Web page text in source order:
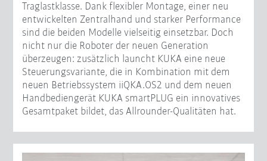
Traglastklasse. Dank flexibler Montage, einer neu
entwickelten Zentralhand und starker Performance
sind die beiden Modelle vielseitig einsetzbar. Doch
nicht nur die Roboter der neuen Generation
überzeugen: zusätzlich launcht KUKA eine neue
Steuerungsvariante, die in Kombination mit dem
neuen Betriebssystem iiQKA.OS2 und dem neuen
Handbediengerät KUKA smartPLUG ein innovatives
Gesamtpaket bildet, das Allrounder-Qualitäten hat.